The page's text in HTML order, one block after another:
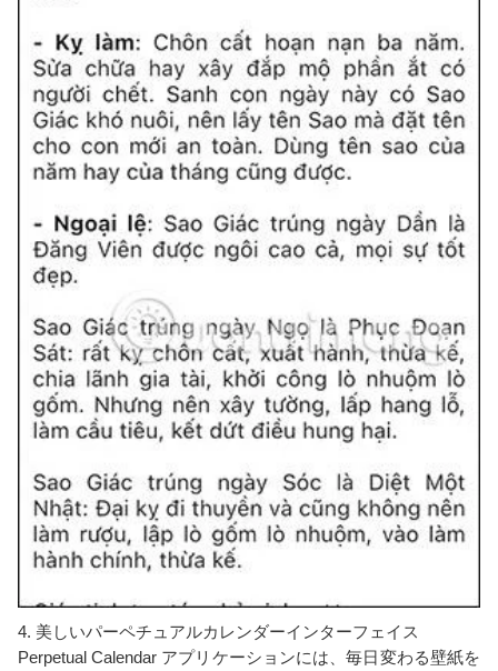
4. 美しいパーペチュアルカレンダーインターフェイス
Perpetual Calendar アプリケーションには、毎日変わる壁紙を